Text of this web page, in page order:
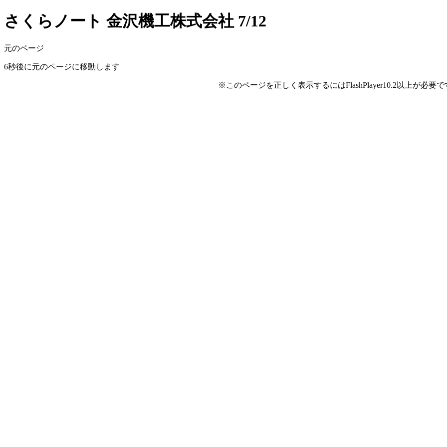
さくらノート 金沢機工株式会社 7/12
元のページ
6秒後に元のページに移動します
※このページを正しく表示するにはFlashPlayer10.2以上が必要で